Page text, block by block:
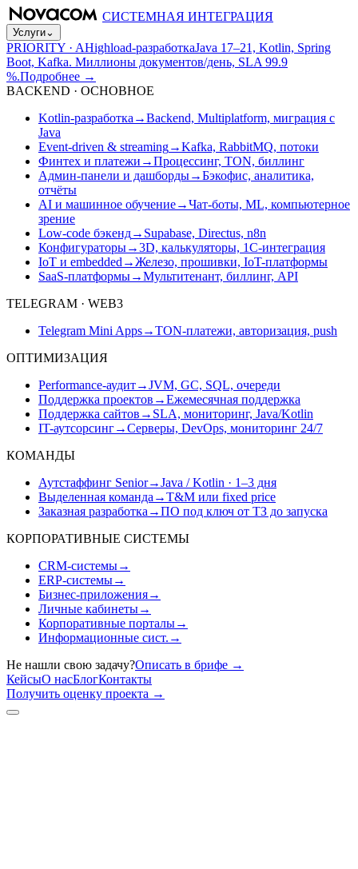
СИСТЕМНАЯ ИНТЕГРАЦИЯ
Услуги⌄
PRIORITY · AHighload-разработкаJava 17–21, Kotlin, Spring
Boot, Kafka. Миллионы документов/день, SLA 99.9
%.Подробнее →
BACKEND · ОСНОВНОЕ
Kotlin-разработка →Backend, Multiplatform, миграция с
Java
Event-driven & streaming→Kafka, RabbitMQ, потоки
Финтех и платежи →Процессинг, TON, биллинг
Админ-панели и дашборды→Бэкофис, аналитика,
отчёты
AI и машинное обучение→Чат-боты, ML, компьютерное
зрение
Low-code бэкенд→ Supabase, Directus, n8n
Конфигураторы→3D, калькуляторы, 1С-интеграция
IoT и embedded →Железо, прошивки, IoT-платформы
SaaS-платформы→Мультитенант, биллинг, API
TELEGRAM · WEB3
Telegram Mini Apps→TON-платежи, авторизация, push
ОПТИМИЗАЦИЯ
Performance-аудит→JVM, GC, SQL, очереди
Поддержка проектов →Ежемесячная поддержка
Поддержка сайтов → SLA, мониторинг, Java/Kotlin
IT-аутсорсинг→Серверы, DevOps, мониторинг 24/7
КОМАНДЫ
Аутстаффинг Senior→Java / Kotlin · 1–3 дня
Выделенная команда →T&M или fixed price
Заказная разработка →ПО под ключ от ТЗ до запуска
КОРПОРАТИВНЫЕ СИСТЕМЫ
CRM-системы→
ERP-системы→
Бизнес-приложения→
Личные кабинеты→
Корпоративные порталы→
Информационные сист. →
Не нашли свою задачу?Описать в брифе →
КейсыО насБлогКонтакты
Получить оценку проекта →